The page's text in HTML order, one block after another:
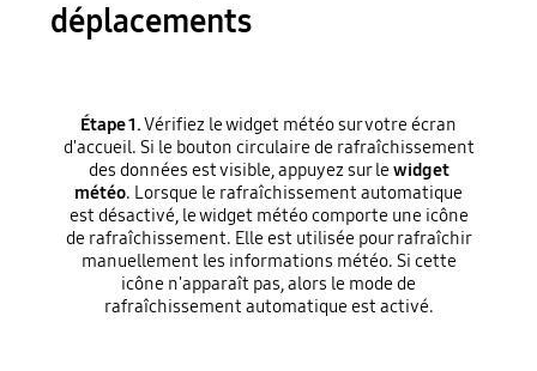
déplacements
Étape 1.Vérifiez le widget météo sur votre écran
d'accueil. Si le bouton circulaire de rafraîchissement
des données est visible, appuyez sur lewidget
météo. Lorsque le rafraîchissement automatique
est désactivé, le widget météo comporte une icône
de rafraîchissement. Elle est utilisée pour rafraîchir
manuellement les informations météo. Si cette
icône n'apparaît pas, alors le mode de
rafraîchissement automatique est activé.